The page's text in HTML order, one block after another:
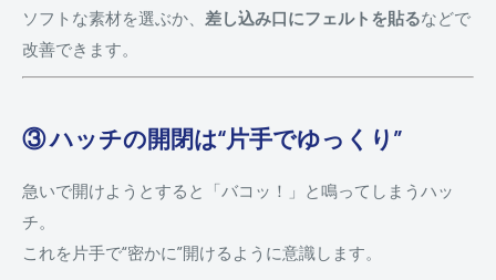
ソフトな素材を選ぶか、 差し込み口にフェルトを貼るなどで
改善できます。
③ ハッチの開閉は“片手でゆっくり”
急いで開けようとすると「バコッ！」と鳴ってしまうハッ
チ。
これを片手で“密かに”開けるように意識します。